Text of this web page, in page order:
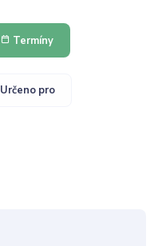
Termíny
Určeno pro